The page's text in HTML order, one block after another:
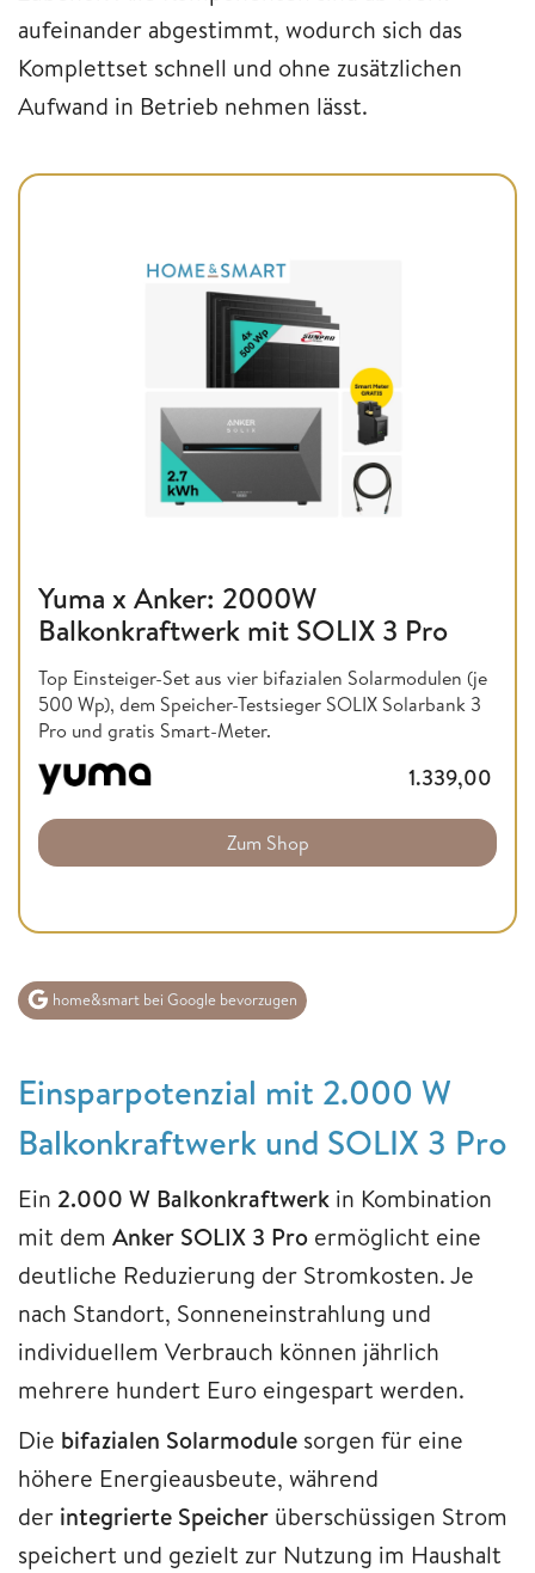
aufeinander abgestimmt, wodurch sich das
Komplettset schnell und ohne zusätzlichen
Aufwand in Betrieb nehmen lässt.
Yuma x Anker: 2000W
Balkonkraftwerk mit SOLIX 3 Pro
Top Einsteiger-Set aus vier bifazialen Solarmodulen (je
500 Wp), dem Speicher-Testsieger SOLIX Solarbank 3
Pro und gratis Smart-Meter.
1.339,00
Zum Shop
home&smart bei Google bevorzugen
Einsparpotenzial mit 2.000 W
Balkonkraftwerk und SOLIX 3 Pro
Ein 2.000 W Balkonkraftwerk in Kombination
mit dem Anker SOLIX 3 Pro ermöglicht eine
deutliche Reduzierung der Stromkosten. Je
nach Standort, Sonneneinstrahlung und
individuellem Verbrauch können jährlich
mehrere hundert Euro eingespart werden.
Die bifazialen Solarmodule sorgen für eine
höhere Energieausbeute, während
der integrierte Speicher überschüssigen Strom
speichert und gezielt zur Nutzung im Haushalt